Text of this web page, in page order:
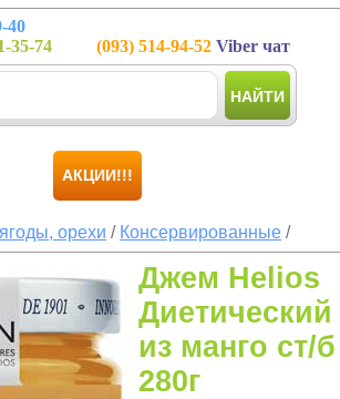
40
35-74 (093) 514-94-52 Viber чат
НАЙТИ
АКЦИИ!!!
орехи / Консервированные /
Джем Helios
Диетический
из манго ст/б
280г